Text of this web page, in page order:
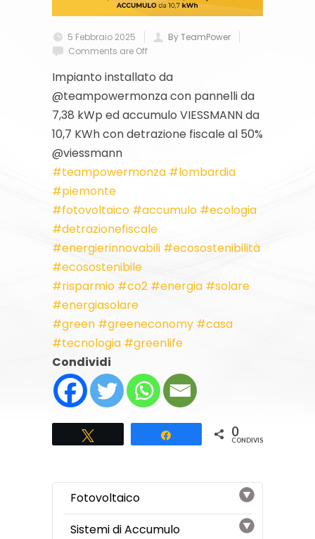
5 Febbraio 2025
By TeamPower
Comments are Off
Impianto installato da
@‌teampowermonza con pannelli da
7,38 kWp ed accumulo VIESSMANN da
10,7 KWh con detrazione fiscale al 50%
@viessmann
#teampowermonza #lombardia
#piemonte
#fotovoltaico #accumulo #ecologia
#detrazionefiscale
#energierinnovabili #ecosostenibilità
#ecosostenibile
#risparmio #co2 #energia #solare
#energiasolare
#green #greeneconomy #casa
#tecnologia #greenlife
Condividi
0
CONDIVISIONI
Fotovoltaico
Sistemi di Accumulo